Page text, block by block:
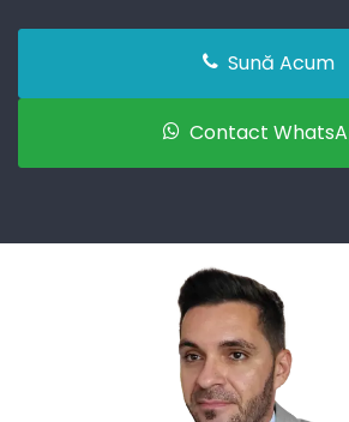
Sună Acum
Contact